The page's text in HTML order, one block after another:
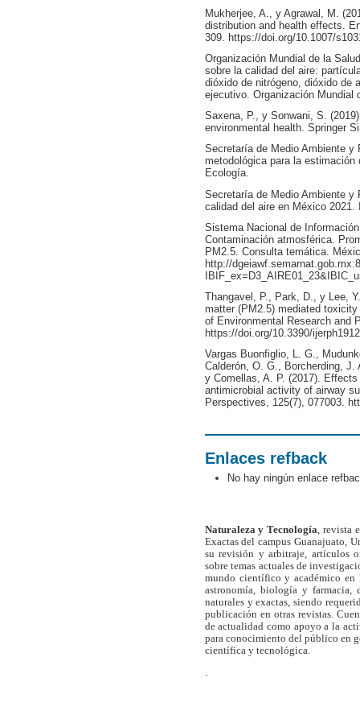
Mukherjee, A., y Agrawal, M.
distribution and health effects.
309. https://doi.org/10.1007/
Organización Mundial de la
sobre la calidad del aire:
dióxido de nitrógeno, dióxido de
ejecutivo. Organización Mundial
Saxena, P., y Sonwani, S.
environmental health. Springer
Secretaría de Medio Ambiente y
metodológica para la
Ecología.
Secretaría de Medio Ambiente y
calidad del aire en México
Sistema Nacional de
Contaminación atmosférica.
PM2.5. Consulta temática.
http://
Thangavel, P., Park, D., y Lee,
matter (PM2.5) mediated
of Environmental Research and
https://doi.org/10.3390/
Vargas Buonfiglio, L. G.,
Calderón, O. G., Borcherding,
y Comellas, A. P. (2017).
antimicrobial activity of airway
Perspectives, 125(7), 077003.
Enlaces refback
No hay ningún enlace
Naturaleza y Tecnología, revista
Exactas del campus Guanajuato,
su revisión y arbitraje, artículos
sobre temas actuales de
mundo científico y académico en
astronomía, biología y farmacia,
naturales y exactas, siendo
publicación en otras revistas.
de actualidad como apoyo a la
para conocimiento del público en
científica y tecnológica.
.